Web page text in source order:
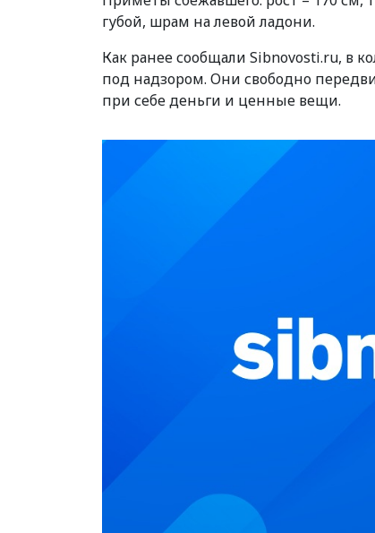
губой, шрам на левой ладони.
Как ранее сообщали Sibnovosti.ru, в
под надзором. Они свободно
при себе деньги и ценные вещи.